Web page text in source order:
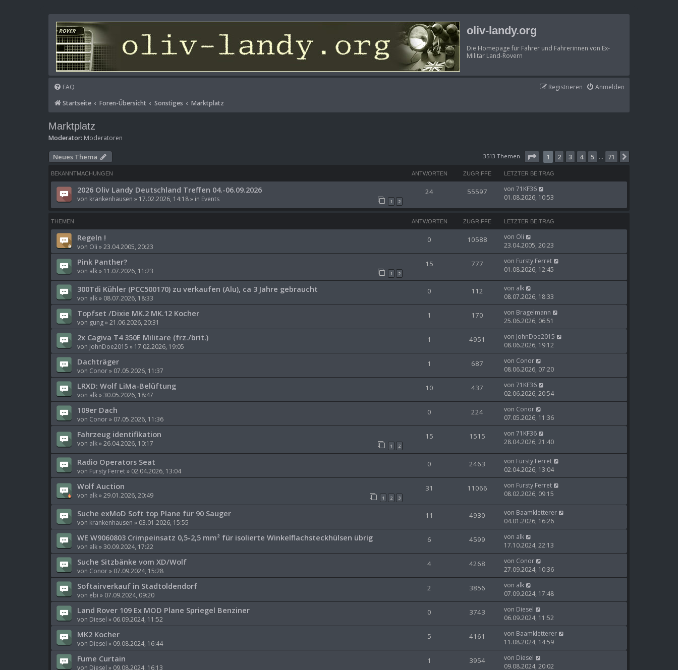
oliv-landy.org
Die Homepage für Fahrer und Fahrerinnen von Ex-
Militär Land-Rovern
FAQ Anmelden
Registrieren
Startseite
Foren-Übersicht Sonstiges Marktplatz
Marktplatz
Moderator: Moderatoren
Neues Thema 3513 Themen Seite 1von
1 2 3 4 5 … 71
BEKANNTMACHUNGEN ANTWORTEN ZUGRIFFE LETZTER BEITRAG
2026 Oliv Landy Deutschland Treffen 04.-06.09.2026
von krankenhausen » 17.02.2026, 14:18» in Events 1 2
24 55597 von 71KF36
01.08.2026, 10:53
THEMEN ANTWORTEN ZUGRIFFE LETZTER BEITRAG
Regeln !
von Oli »23.04.2005, 20:23
0 10588 von Oli
23.04.2005, 20:23
Pink Panther?
von alk» 11.07.2026, 11:23 1 2
15 777 von Fursty Ferret
01.08.2026, 12:45
300Tdi Kühler (PCC500170) zu verkaufen (Alu), ca 3 Jahre gebraucht
von alk» 08.07.2026, 18:33
0 112 von alk
08.07.2026, 18:33
Topfset /Dixie MK.2 MK.12 Kocher
von gung»21.06.2026, 20:31
1 170 von Bragelmann
25.06.2026, 06:51
2x Cagiva T4 350E Militare (frz./brit.)
von JohnDoe2015 » 17.02.2026, 19:05
1 4951 von JohnDoe2015
08.06.2026, 19:12
Dachträger
von Conor» 07.05.2026, 11:37
1 687 von Conor
08.06.2026, 07:20
LRXD: Wolf LiMa-Belüftung
von alk»30.05.2026, 18:47
10 437 von 71KF36
02.06.2026, 20:54
109er Dach
von Conor» 07.05.2026, 11:36
0 224 von Conor
07.05.2026, 11:36
Fahrzeug identifikation
von alk»26.04.2026, 10:17 1 2
15 1515 von 71KF36
28.04.2026, 21:40
Radio Operators Seat
von Fursty Ferret» 02.04.2026, 13:04
0 2463 von Fursty Ferret
02.04.2026, 13:04
Wolf Auction
von alk»29.01.2026, 20:49 1 2 3
31 11066 von Fursty Ferret
08.02.2026, 09:15
Suche exMoD Soft top Plane für 90 Sauger
von krankenhausen » 03.01.2026, 15:55
11 4930 von Baamkletterer
04.01.2026, 16:26
WE W9060803 Crimpeinsatz 0,5-2,5 mm² für isolierte Winkelflachsteckhülsen übrig
von alk»30.09.2024, 17:22
6 4599 von alk
17.10.2024, 22:13
Suche Sitzbänke vom XD/Wolf
von Conor» 07.09.2024, 15:28
4 4268 von Conor
27.09.2024, 10:36
Softairverkauf in Stadtoldendorf
von ebi » 07.09.2024, 09:20
2 3856 von alk
07.09.2024, 17:48
Land Rover 109 Ex MOD Plane Spriegel Benziner
von Diesel » 06.09.2024, 11:52
0 3743 von Diesel
06.09.2024, 11:52
MK2 Kocher
von Diesel » 09.08.2024, 16:44
5 4161 von Baamkletterer
11.08.2024, 14:59
Fume Curtain
von Diesel » 09.08.2024, 16:13
1 3954 von Diesel
09.08.2024, 20:02